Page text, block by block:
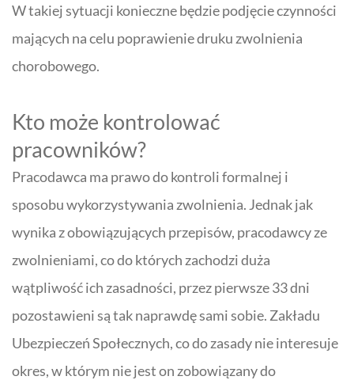
W takiej sytuacji konieczne będzie podjęcie czynności
mających na celu poprawienie druku zwolnienia
chorobowego.
Kto może kontrolować
pracowników?
Pracodawca ma prawo do kontroli formalnej i
sposobu wykorzystywania zwolnienia. Jednak jak
wynika z obowiązujących przepisów, pracodawcy ze
zwolnieniami, co do których zachodzi duża
wątpliwość ich zasadności, przez pierwsze 33 dni
pozostawieni są tak naprawdę sami sobie. Zakładu
Ubezpieczeń Społecznych, co do zasady nie interesuje
okres, w którym nie jest on zobowiązany do